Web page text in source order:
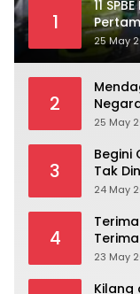
1
11
25 May
2
25 May
3
Begini
Tak
24 May
4
23 May
Kilang